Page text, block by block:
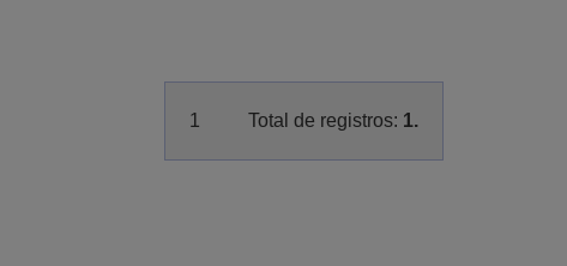
1 Total de registros: 1.